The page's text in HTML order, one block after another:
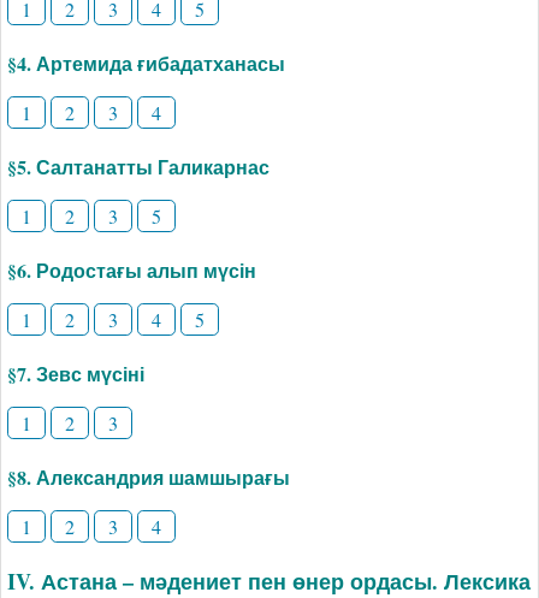
1 2 3 4 5
§4. Артемида ғибадатханасы
1 2 3 4
§5. Салтанатты Галикарнас
1 2 3 5
§6. Родостағы алып мүсін
1 2 3 4 5
§7. Зевс мүсіні
1 2 3
§8. Александрия шамшырағы
1 2 3 4
IV. Астана – мәдениет пен өнер ордасы. Лексика